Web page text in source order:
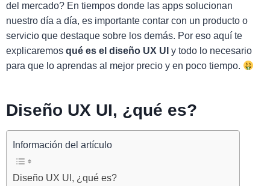
del mercado? En tiempos donde las apps solucionan
nuestro día a día, es importante contar con un producto o
servicio que destaque sobre los demás. Por eso aquí te
explicaremos qué es el diseño UX UI y todo lo necesario
para que lo aprendas al mejor precio y en poco tiempo.
Diseño UX UI, ¿qué es?
Información del artículo
Diseño UX UI, ¿qué es?